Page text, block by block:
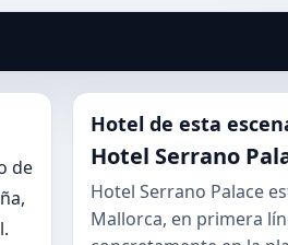
de
Hotel de esta
Hotel Serrano
Hotel Serrano Palace
Mallorca, en primera